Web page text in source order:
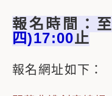
報名時間：至
四)17:00止
報名網址如下：